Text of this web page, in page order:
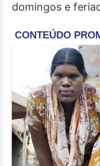
domingos e